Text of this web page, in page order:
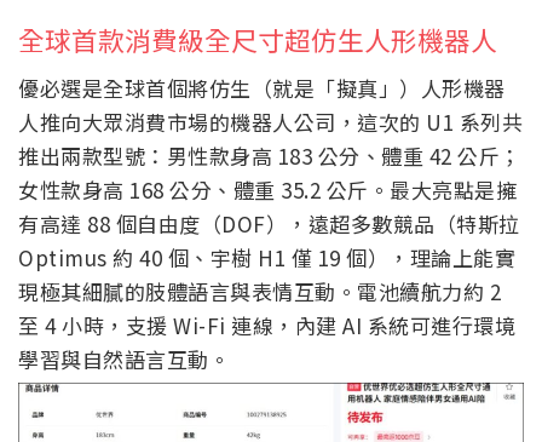
全球首款消費級全尺寸超仿生人形機器人
優必選是全球首個將仿生（就是「擬真」）人形機器
人推向大眾消費市場的機器人公司，這次的 U1 系列共
推出兩款型號：男性款身高 183 公分、體重 42 公斤；
女性款身高 168 公分、體重 35.2 公斤。最大亮點是擁
有高達 88 個自由度（DOF），遠超多數競品（特斯拉
Optimus 約 40 個、宇樹 H1 僅 19 個），理論上能實
現極其細膩的肢體語言與表情互動。電池續航力約 2
至 4 小時，支援 Wi-Fi 連線，內建 AI 系統可進行環境
學習與自然語言互動。